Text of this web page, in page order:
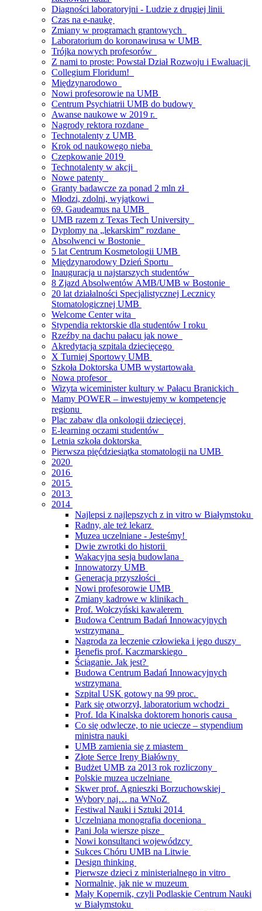
Diagności laboratoryjni - Ludzie z drugiej linii
Czas na e-naukę
Zmiany w programach grantowych
Laboratorium do koronawirusa w UMB
Trójka nowych profesorów
Z nami to proste: Powstał Dział Rozwoju i Ewaluacji
Collegium Floridum!
Międzynarodowo
Nowi profesorowie na UMB
Centrum Psychiatrii UMB do budowy
Awanse naukowe w 2019 r.
Nagrody rektora rozdane
Technotalenty z UMB
Krok od naukowego nieba
Czepkowanie 2019
Technotalenty w akcji
Nowe patenty
Granty badawcze za ponad 2 mln zł
Młodzi, zdolni, wyjątkowi
69. Gaudeamus na UMB
UMB razem z Texas Tech University
Dyplomy na „lekarskim” rozdane
Absolwenci w Bostonie
5 lat Centrum Kosmetologii UMB
Międzynarodowy Dzień Sportu
Inauguracja u najstarszych studentów
8 Zjazd Absolwentów AMB/UMB w Bostonie
20 lat działalności Specjalistycznej Lecznicy
Stomatologicznej UMB
Welcome Center wita
Stypendia rektorskie dla studentów I roku
Rzeźby na dachu pałacu jak nowe
Akredytacja szpitala dziecięcego
X Turniej Sportowy UMB
Szkoła Doktorska UMB wystartowała
Nowa profesor
Wizyta wiceminister kultury w Pałacu Branickich
Mamy POWER – inwestujemy w kompetencje
regionu
Plac zabaw dla onkologii dziecięcej
E-learning oczami studentów
Letnia szkoła doktorska
Pierwsza pięćdziesiątka stomatologii na UMB
2020
2016
2015
2013
2014
Najlepsi z najlepszych z in vitro w Białymstoku
Radny, ale też lekarz
Muzea uczelniane - Jesteśmy!
Dwie zwrotki do historii
Wakacyjna sesja budowlana
Innowatorzy UMB
Generacja przyszłości
Nowi profesorowie UMB
Zmiany kadrowe w klinikach
Prof. Wołczyński kawalerem
Budowa Centrum Badań Innowacyjnych
wstrzymana
Nagroda za leczenie człowieka i jego duszy
Benefis prof. Kaczmarskiego
Ściąganie. Jak jest?
Budowa Centrum Badań Innowacyjnych
wstrzymana
Szpital USK gotowy na 99 proc.
Park się otworzył, laboratorium wchodzi
Prof. Ida Kinalska doktorem honoris causa
Co się odwlecze, to nie uciecze – stypendium
ministra nauki
UMB zamienia się z miastem
Złote Serce Ireny Białówny
Budżet UMB za 2013 rok rozliczony
Polskie muzea uczelniane
Skwer prof. Agnieszki Borzuchowskiej
Wybory naj… na WNoZ
Festiwal Nauki i Sztuki 2014
Uczelniana monografia doceniona
Pani Jola wiersze pisze
Nowi konsultanci wojewódzcy
Sukces Chóru UMB na Litwie
Design thinking
Pierwsze dzieci z ministerialnego in vitro
Normalnie, jak nie w muzeum
Mały Kopernik, czyli Podlaskie Centrum Nauki
w Białymstoku